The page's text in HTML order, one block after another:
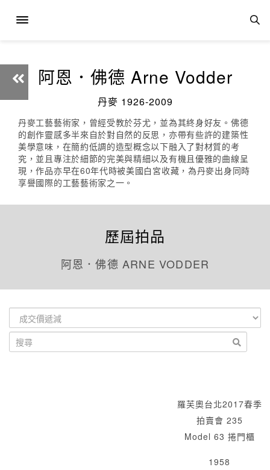
阿恩．佛德 Arne Vodder
丹麥 1926-2009
丹麥工藝藝術家，曾經受教於芬尤，並為其終身好友。佛德
的創作靈感多半來自於對自然的反思，亦帶有些許的建築性
美學意味，在簡約低調的造型概念以下融入了對材質的考
究，並且專注於細節的完美與精細以及有機且優雅的曲線呈
現，作品亦早在60年代時被美國白宮收藏，為丹麥出身同時
享譽國際的工藝藝術家之一。
歷屆拍品
阿恩．佛德 ARNE VODDER
羅芙奧台北2017春季
拍賣會 235
Model 63 捲門櫃
1958